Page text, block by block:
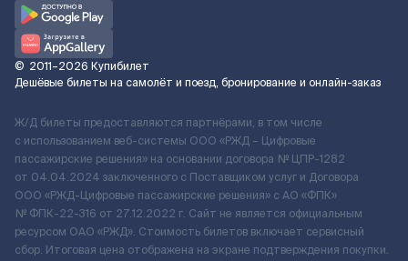
© 2011–2026 Купибилет
Дешёвые билеты на самолёт и поезд, бронирование и онлайн-заказ
Ж/Д билеты предоставляются партнёрами, в том числе
с использованием веб-системы ООО «РЖД – Цифровые
пассажирские решения» на основании договора № ЦПР-1282
от 04.04.2024 заключенного с Поставщиком услуг и Договора
ООО «РЖД-Цифровые пассажирские решения» c АО «ФПК»
№ ФПК-22-316 от 27.12.2022 г. Сайт не является официальным
ресурсом ОАО «РЖД». Стоимость билетов включает сервисный
сбор. Итоговая цена отображена на экране подтверждения покупки.